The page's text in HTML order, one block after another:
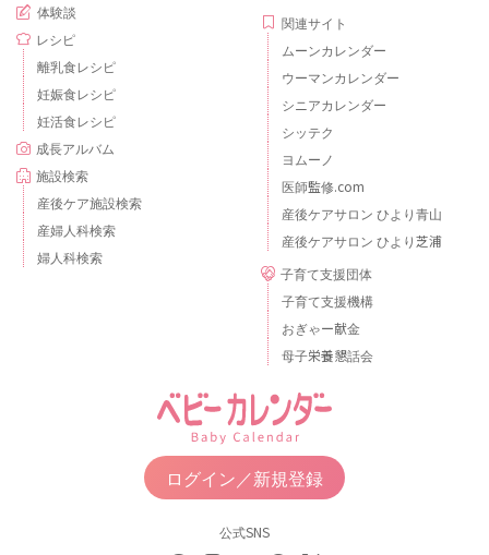
体験談
レシピ
離乳食レシピ
妊娠食レシピ
妊活食レシピ
成長アルバム
施設検索
産後ケア施設検索
産婦人科検索
婦人科検索
関連サイト
ムーンカレンダー
ウーマンカレンダー
シニアカレンダー
シッテク
ヨムーノ
医師監修.com
産後ケアサロン ひより青山
産後ケアサロン ひより芝浦
子育て支援団体
子育て支援機構
おぎゃー献金
母子栄養懇話会
ログイン／新規登録
公式SNS